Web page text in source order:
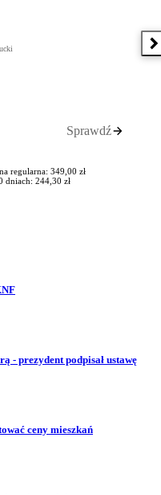
Sprawdź
regularna: 349,00 zł
dniach: 244,30 zł
- prezydent podpisał ustawę
ceny mieszkań